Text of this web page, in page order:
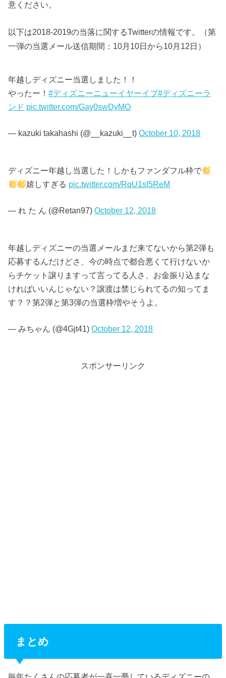
意ください。
以下は2018-2019の当落に関するTwitterの情報です。（第
一弾の当選メール送信期間：10月10日から10月12日）
年越しディズニー当選しました！！
やったー！#ディズニーニューイヤーイブ#ディズニーラ
ンド pic.twitter.com/Gay0swDyMO
— kazuki takahashi (@__kazuki__t)October 10, 2018
ディズニー年越し当選した！しかもファンダフル枠で
嬉しすぎる pic.twitter.com/RqU1sI5ReM
— れ た ん (@Retan97)October 12, 2018
年越しディズニーの当選メールまだ来てないから第2弾も
応募するんだけどさ、今の時点で都合悪くて行けないか
らチケット譲りますって言ってる人さ、お金振り込まな
ければいいんじゃない？譲渡は禁じられてるの知ってま
す？？第2弾と第3弾の当選枠増やそうよ。
— みちゃん (@4Gjt41)October 12, 2018
スポンサーリンク
まとめ